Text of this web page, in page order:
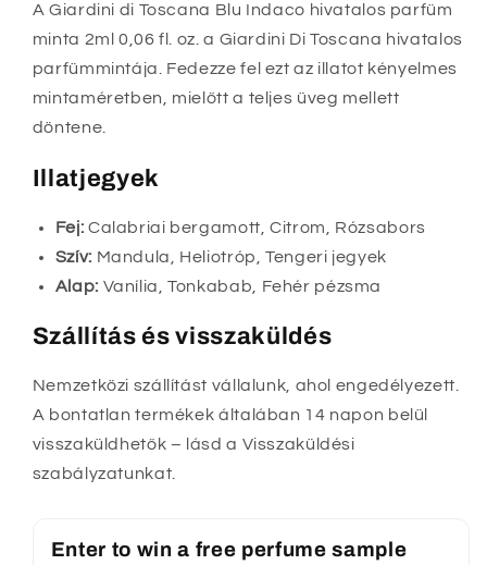
A Giardini di Toscana Blu Indaco hivatalos parfüm
minta 2ml 0,06 fl. oz. a Giardini Di Toscana hivatalos
parfümmintája. Fedezze fel ezt az illatot kényelmes
mintaméretben, mielőtt a teljes üveg mellett
döntene.
Illatjegyek
Fej: Calabriai bergamott, Citrom, Rózsabors
Szív: Mandula, Heliotróp, Tengeri jegyek
Alap: Vanília, Tonkabab, Fehér pézsma
Szállítás és visszaküldés
Nemzetközi szállítást vállalunk, ahol engedélyezett.
A bontatlan termékek általában 14 napon belül
visszaküldhetők – lásd a Visszaküldési
szabályzatunkat.
Enter to win a free perfume sample